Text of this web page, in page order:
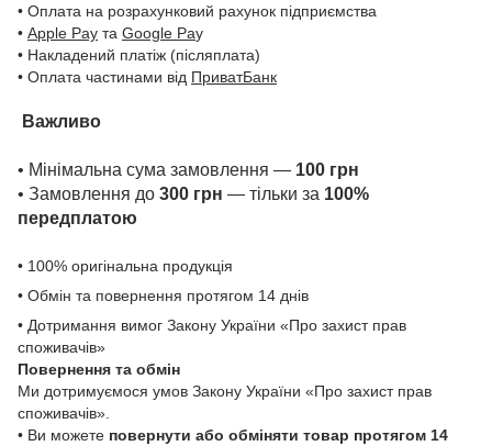
• Оплата на розрахунковий рахунок підприємства
• Apple Pay та Google Pay
• Накладений платіж (післяплата)
• Оплата частинами від ПриватБанк
Важливо
• Мінімальна сума замовлення — 100 грн
• Замовлення до 300 грн — тільки за 100%
передплатою
• 100% оригінальна продукція
• Обмін та повернення протягом 14 днів
• Дотримання вимог Закону України «Про захист прав
споживачів»
Повернення та обмін
Ми дотримуємося умов Закону України «Про захист прав
споживачів».
• Ви можете повернути або обміняти товар протягом 14